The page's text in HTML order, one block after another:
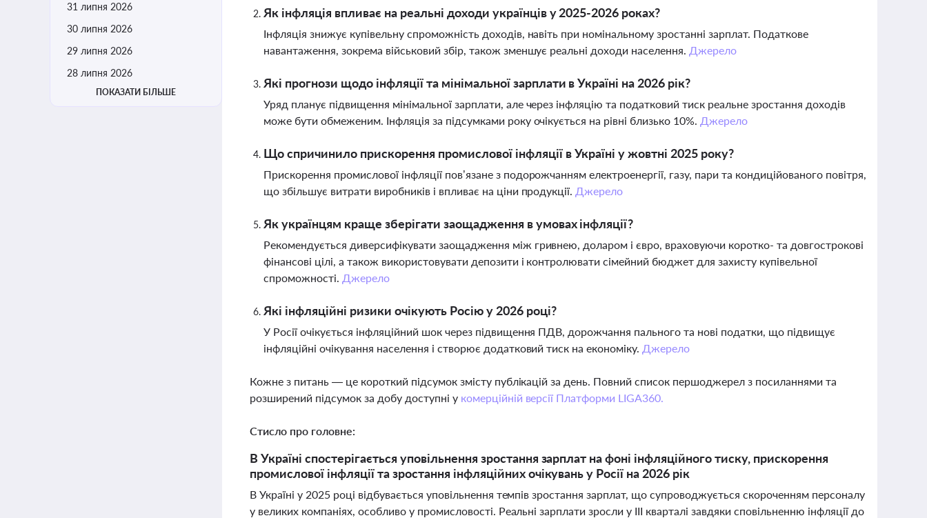
31 липня 2026
30 липня 2026
29 липня 2026
28 липня 2026
ПОКАЗАТИ БІЛЬШЕ
Як інфляція впливає на реальні доходи українців у 2025-2026 роках?
Інфляція знижує купівельну спроможність доходів, навіть при номінальному зростанні зарплат. Податкове
навантаження, зокрема військовий збір, також зменшує реальні доходи населення. Джерело
Які прогнози щодо інфляції та мінімальної зарплати в Україні на 2026 рік?
Уряд планує підвищення мінімальної зарплати, але через інфляцію та податковий тиск реальне зростання доходів
може бути обмеженим. Інфляція за підсумками року очікується на рівні близько 10%. Джерело
Що спричинило прискорення промислової інфляції в Україні у жовтні 2025 року?
Прискорення промислової інфляції пов’язане з подорожчанням електроенергії, газу, пари та кондиційованого повітря,
що збільшує витрати виробників і впливає на ціни продукції. Джерело
Як українцям краще зберігати заощадження в умовах інфляції?
Рекомендується диверсифікувати заощадження між гривнею, доларом і євро, враховуючи коротко- та довгострокові
фінансові цілі, а також використовувати депозити і контролювати сімейний бюджет для захисту купівельної
спроможності. Джерело
Які інфляційні ризики очікують Росію у 2026 році?
У Росії очікується інфляційний шок через підвищення ПДВ, дорожчання пального та нові податки, що підвищує
інфляційні очікування населення і створює додатковий тиск на економіку. Джерело
Кожне з питань — це короткий підсумок змісту публікацій за день. Повний список першоджерел з посиланнями та
розширений підсумок за добу доступні у комерційній версії Платформи LIGA360.
Стисло про головне:
В Україні спостерігається уповільнення зростання зарплат на фоні інфляційного тиску, прискорення
промислової інфляції та зростання інфляційних очікувань у Росії на 2026 рік
В Україні у 2025 році відбувається уповільнення темпів зростання зарплат, що супроводжується скороченням персоналу
у великих компаніях, особливо у промисловості. Реальні зарплати зросли у III кварталі завдяки сповільненню інфляції до